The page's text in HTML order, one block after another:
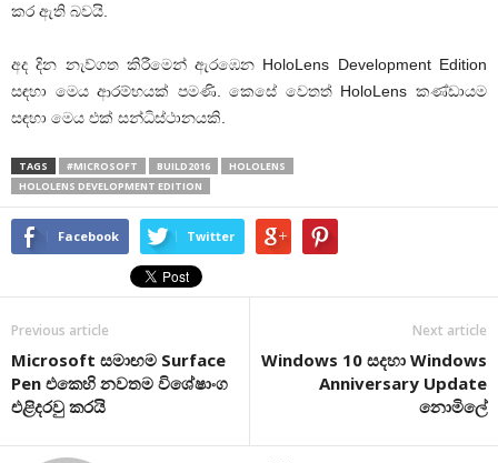
කර ඇති බවයි.
අද දින නැව්ගත කිරීමෙන් ඇරඹෙන HoloLens Development Edition
සඳහා මෙය ආරම්භයක් පමණි. කෙසේ වෙතත් HoloLens කණ්ඩායම
සඳහා මෙය එක් සන්ධිස්ථානයකි.
TAGS #MICROSOFT BUILD2016
HOLOLENS
HOLOLENS DEVELOPMENT EDITION
Facebook Twitter
Previous article
Microsoft සමාඟම Surface
Pen එකෙහි නවතම විශේෂාංග
එළිදරවු කරයි
Next article
Windows 10 සදහා Windows
Anniversary Update
නොමිලේ